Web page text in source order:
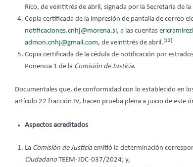
Rico, de veintitrés de abril, signada por la Secretaria de la
Copia certificada de la impresión de pantalla de correo
notificaciones.cnhj@morena.si, a las cuentas
admon.cnhj@gmail.com, de veintitrés de abril. [12]
Copia certificada de la cédula de notificación por
Ponencia 1 de la Comisión de Justicia.
Documentales que, de conformidad con lo establecido en
artículo 22 fracción IV, hacen prueba plena a juicio de este
Aspectos acreditados
La Comisión de Justiciaemitió la determinación
CiudadanoTEEM-JDC-037/2024; y,